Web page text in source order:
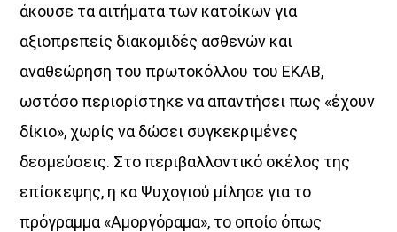
Θεμα Υγειας
Μια Θάλασσα Τραγούδια
14:00
16:00
16:00
18:00
άκουσε τα αιτήματα των κατοίκων για
αξιοπρεπείς διακομιδές ασθενών και
αναθεώρηση του πρωτοκόλλου του ΕΚΑΒ,
ωστόσο περιορίστηκε να απαντήσει πως «έχουν
δίκιο», χωρίς να δώσει συγκεκριμένες
δεσμεύσεις. Στο περιβαλλοντικό σκέλος της
επίσκεψης, η κα Ψυχογιού μίλησε για το
πρόγραμμα «Αμοργόραμα», το οποίο όπως